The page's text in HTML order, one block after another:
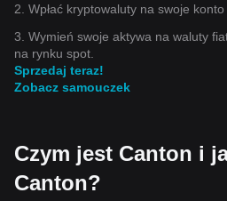
2. Wpłać kryptowaluty na swoje konto
3. Wymień swoje aktywa na waluty
na rynku spot.
Sprzedaj teraz!
Zobacz samouczek
Czym jest Canton i
Canton?